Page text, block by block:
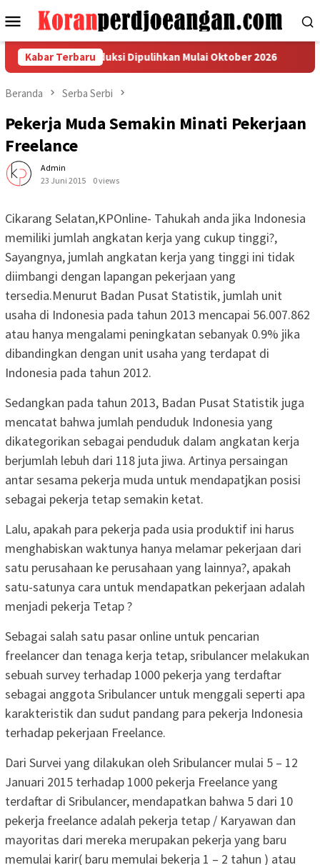
ke
Menu
Mobile
Kabar Terbaru
Bonus Produksi Dipulihkan Mulai Oktober 2026
Beranda Serba Serbi
Pekerja Muda Semakin Minati Pekerjaan
Freelance
Admin
23 Juni 2015
0 views
Cikarang Selatan,KPOnline- Tahukah anda jika Indonesia
memiliki jumlah angkatan kerja yang cukup tinggi?,
Sayangnya, jumlah angkatan kerja yang tinggi ini tidak
diimbangi dengan lapangan pekerjaan yang
tersedia.Menurut Badan Pusat Statistik, jumlah unit
usaha di Indonesia pada tahun 2013 mencapai 56.007.862
atau hanya mengalami peningkatan sebanyak 0.9% jika
dibandingkan dengan unit usaha yang terdapat di
Indonesia pada tahun 2012.
Sedangkan pada tahun 2013, Badan Pusat Statistik juga
mencatat bahwa jumlah penduduk Indonesia yang
dikategorikan sebagai penduduk dalam angkatan kerja
berjumlah lebuh dari 118 juta jiwa. Artinya persaingan
antar sesama pekerja muda untuk mendapatjkan posisi
sebagai pekerja tetap semakin ketat.
Lalu, apakah para pekerja pada usia produktif ini harus
menghabiskan waktunya hanya melamar pekerjaan dari
satu perusahaan ke perusahaan yang lainnya?, apakah
satu-satunya cara untuk mendapatkan pekerjaan adalah
menjadi pekerja Tetap ?
Sebagai salah satu pasar online untuk pencarian
freelancer dan tenaga kerja tetap, sribulancer melakukan
sebuah survey terhadap 1000 pekerja yang terdaftar
sebagai anggota Sribulancer untuk menggali seperti apa
karakteristik dan sudut pandang para pekerja Indonesia
terhadap pekerjaan Freelance.
Dari Survei yang dilakukan oleh Sribulancer mulai 5 – 12
Januari 2015 terhadap 1000 pekerja Freelance yang
terdaftar di Sribulancer, mendapatkan bahwa 5 dari 10
pekerja freelance adalah pekerja tetap / Karyawan dan
mayoritas dari mereka merupakan pekerja yang baru
memulai karir( baru memulai bekerja 1 – 2 tahun ) atau